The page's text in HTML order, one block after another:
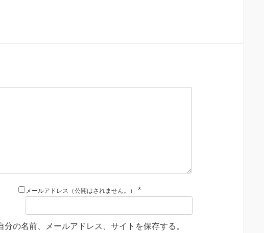
メールアドレス（公開はされません。） *
の名前、メールアドレス、サイトを保存する。